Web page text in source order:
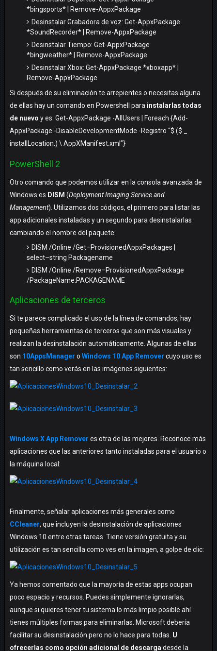
*bingsports* | Remove-AppxPackage
Desinstalar Grabadora de voz: Get-AppxPackage
*SoundRecorder* | Remove-AppxPackage
Desinstalar Tiempo: Get-AppxPackage
*bingweather* | Remove-AppxPackage
Desinstalar Xbox: Get-AppxPackage *xboxapp* |
Remove-AppxPackage
Si después de su eliminación te arrepientes o necesitas alguna
de ellas hay un comando en Powershell para instalarlas todas
de nuevo y es: Get-AppxPackage -AllUsers | Foreach {Add-
AppxPackage -DisableDevelopmentMode -Registro “$ ($ _
installLocation.) \ AppXManifest.xml”}
PowerShell 2
Otro comando que podemos utilizar en la consola avanzada de
Windows es DISM (Deployment Imaging Service and
Management). Utilizamos dos códigos, el primero para listar las
app adicionales instaladas y un segundo para desinstalarlas
cambiando el nombre del paquete:
DISM /Online /Get–ProvisionedAppxPackages
select–string Packagename
DISM /Online /Remove–ProvisionedAppxPackage
/PackageName:PACKAGENAME
Aplicaciones de terceros
Si te parece complicado el uso de la línea de comandos, hay
pequeñas herramientas de terceros que son más visuales y
realizan la desinstalación automáticamente. Algunas de ellas
son 10AppsManager o Windows 10 App Remover cuyo uso es
tan sencillo como verás en las imágenes siguientes:
Windows X App Remover es otra de las mejores. Reconoce más
aplicaciones que las anteriores tanto instaladas para el usuario o
la máquina local:
Finalmente, señalar aplicaciones más generales como
CCleaner, que incluyen la desinstalación de aplicaciones
Windows 10 entre otras tareas. Tiene versión gratuita y su
utilización es tan sencilla como ves en la imagen, a golpe de clic:
Ya hemos comentado que la mayoría de estas apps ocupan
poco espacio y recursos. Puedes simplemente ignorarlas,
aunque si quieres tener tu sistema lo más limpio posible ahí
tienes múltiples formas para eliminarlas. Microsoft debería
facilitar su desinstalación pero no lo hace para todas. U
ofrecerlas como opción adicional de descarga desde la